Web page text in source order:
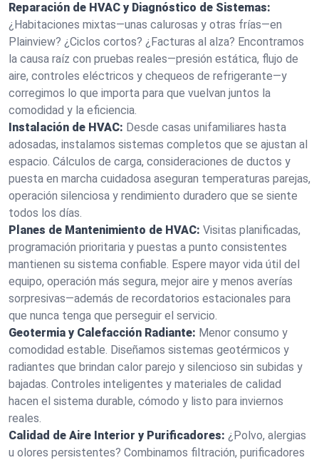
Reparación de HVAC y Diagnóstico de Sistemas:
¿Habitaciones mixtas—unas calurosas y otras frías—en
Plainview? ¿Ciclos cortos? ¿Facturas al alza? Encontramos
la causa raíz con pruebas reales—presión estática, flujo de
aire, controles eléctricos y chequeos de refrigerante—y
corregimos lo que importa para que vuelvan juntos la
comodidad y la eficiencia.
Instalación de HVAC: Desde casas unifamiliares hasta
adosadas, instalamos sistemas completos que se ajustan al
espacio. Cálculos de carga, consideraciones de ductos y
puesta en marcha cuidadosa aseguran temperaturas parejas,
operación silenciosa y rendimiento duradero que se siente
todos los días.
Planes de Mantenimiento de HVAC: Visitas planificadas,
programación prioritaria y puestas a punto consistentes
mantienen su sistema confiable. Espere mayor vida útil del
equipo, operación más segura, mejor aire y menos averías
sorpresivas—además de recordatorios estacionales para
que nunca tenga que perseguir el servicio.
Geotermia y Calefacción Radiante: Menor consumo y
comodidad estable. Diseñamos sistemas geotérmicos y
radiantes que brindan calor parejo y silencioso sin subidas y
bajadas. Controles inteligentes y materiales de calidad
hacen el sistema durable, cómodo y listo para inviernos
reales.
Calidad de Aire Interior y Purificadores: ¿Polvo, alergias
u olores persistentes? Combinamos filtración, purificadores